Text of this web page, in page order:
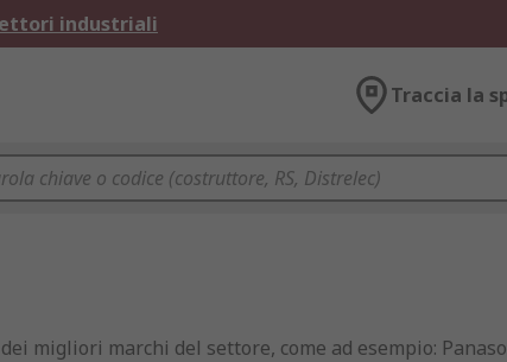
industriali
Traccia la
migliori marchi del settore, come ad esempio: